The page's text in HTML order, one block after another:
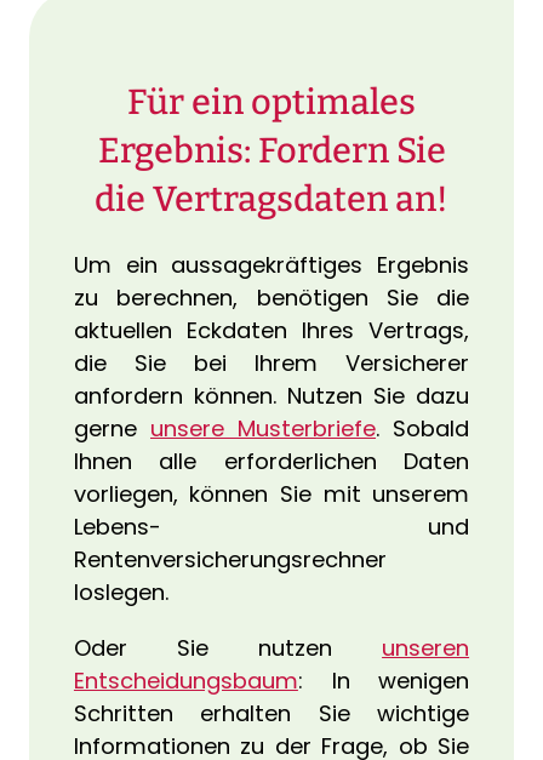
Für ein optimales
Ergebnis: Fordern Sie
die Vertragsdaten an!
Um ein aussagekräftiges Ergebnis
zu berechnen, benötigen Sie die
aktuellen Eckdaten Ihres Vertrags,
die Sie bei Ihrem Versicherer
anfordern können. Nutzen Sie dazu
gerne unsere Musterbriefe. Sobald
Ihnen alle erforderlichen Daten
vorliegen, können Sie mit unserem
Lebens- und
Rentenversicherungsrechner
loslegen.
Oder Sie nutzen unseren
Entscheidungsbaum: In wenigen
Schritten erhalten Sie wichtige
Informationen zu der Frage, ob Sie